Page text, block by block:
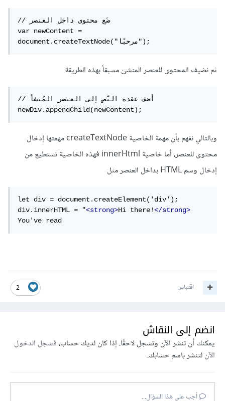
// ضَع محتوى داخل العنصر
var newContent =
document.createTextNode("مرحبًا");
ثم نضيف المحتوى للعنصر المنشئ مسبقاً بهذه الطريقة
// أضف عقدة النّص إلى العنصر المُنشأ
newDiv.appendChild(newContent);
وبالتالي نفهم بأن مهمة الخاصية createTextNode مهمتها إدخال
محتوى للعنصر، أما خاصية innerHtml فهذه الخاصية تستطيع من
إدخال وسم HTML بداخل العنصر مثل
let div = document.createElement('div');
div.innerHTML = "<strong>Hi there!</strong>
You've read
2 اقتباس
انضم إلى النقاش
يمكنك أن تنشر الآن وتسجل لاحقًا. إذا كان لديك حساب،فسجل الدخول
الآنلتنشر باسم حسابك.
أجب على هذا السؤال...